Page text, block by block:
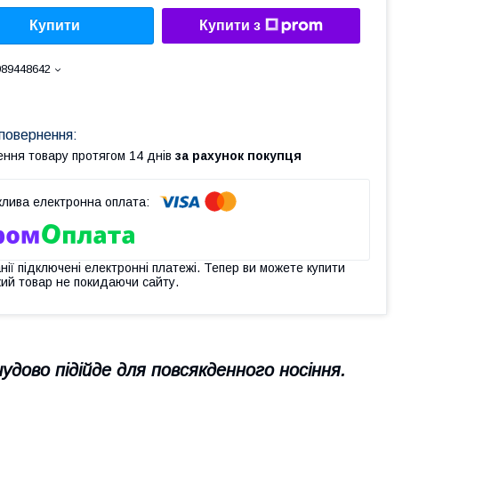
Купити Купити з
товару протягом 14 днів за рахунок покупця
підключені електронні платежі. Тепер ви можете купити
товар не покидаючи сайту.
підійде для повсякденного носіння.